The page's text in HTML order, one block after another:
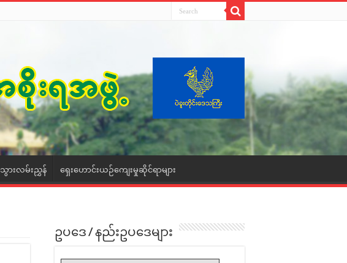
သွားလမ်းညွှန် ရှေးဟောင်းယဉ်ကျေးမှုဆိုင်ရာများ
ဥပဒေ / နည်းဥပဒေများ